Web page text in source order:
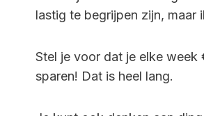
lastig te begrijpen zijn, maar
Stel je voor dat je elke week
sparen! Dat is heel lang.